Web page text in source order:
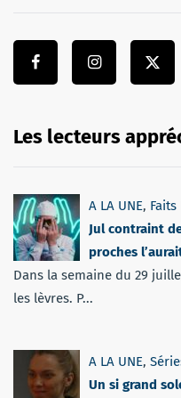
Les lecteurs
A LA UNE,
Jul contraint
proches
Dans la semaine du 29
les lèvres. P...
A LA UNE,
Un si grand